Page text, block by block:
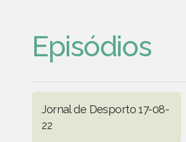
Episódios
Jornal de Desporto 17-08-
22